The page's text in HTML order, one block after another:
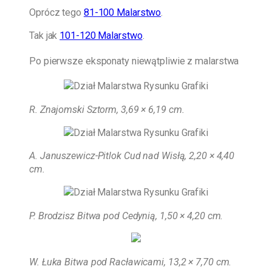
Oprócz tego 81-100 Malarstwo.
Tak jak 101-120 Malarstwo.
Po pierwsze eksponaty niewątpliwie z malarstwa
R. Znajomski Sztorm, 3,69 × 6,19 cm
A. Januszewicz-Pitlok Cud nad Wisłą, 2,20 × 4,40
cm.
P. Brodzisz Bitwa pod Cedynią, 1,50 × 4,20 cm.
W. Łuka Bitwa pod Racławicami, 13,2 × 7,70 cm.